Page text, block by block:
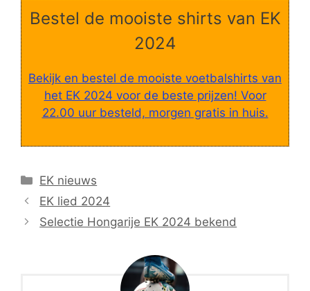
Bestel de mooiste shirts van EK
2024
Bekijk en bestel de mooiste voetbalshirts van
het EK 2024 voor de beste prijzen! Voor
22.00 uur besteld, morgen gratis in huis.
Categorieën
EK nieuws
EK lied 2024
Selectie Hongarije EK 2024 bekend